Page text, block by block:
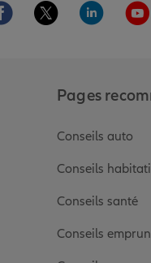
Aller sur la page Facebook
Aller sur la page
Aller sur
Pages
Conseils auto
Conseils
Conseils santé
Conseils